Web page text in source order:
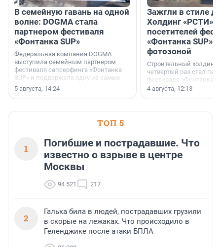
В семейную гавань на одной
волне: DOGMA стала
партнером фестиваля
«Фонтанка SUP»
Федеральная компания DOGMA
выступила семейным партнером
фестиваля сапсерфинга «Фонтанка
SUP» и поддержала одну из самых
ярких и романтичных номинаций —
«SUP-свадьба».
5 августа, 14:24
Зажгли в стиле
Холдинг «РСТИ»
посетителей
«Фонтанка SUP»
фотозоной
Строительный холдинг
четвертый раз стал
фестиваля «Фонтанка
раз компания
посетителям
необычной фотозоне.
4 августа, 12:13
ТОП 5
1
Погибшие и пострадавшие. Что
известно о взрыве в центре
Москвы
94 521 217
2
Галька била в людей, пострадавших грузили
в скорые на лежаках. Что происходило в
Геленджике после атаки БПЛА